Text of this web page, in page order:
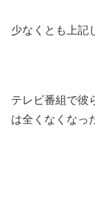
少なくとも上記
テレビ番組で彼
は全くなくなっ